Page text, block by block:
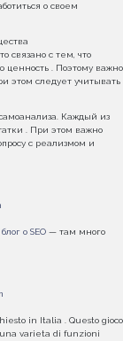
о своем
связано с тем, что
ценность . Поэтому важно
этом следует учитывать
Каждый из
. При этом важно
с реализмом и
блог о SEO — там много
in Italia . Questo gioco
varieta di funzioni